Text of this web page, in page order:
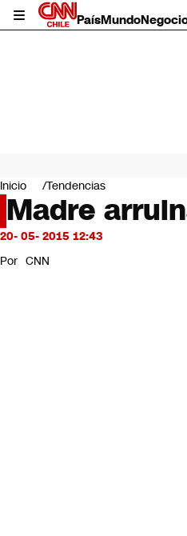
PaísMundo
Mundo
Negocios
Deportes
Programas completos
Servicios
Inicio Tendencias
Madre
20- 05- 2015 12:43
Por CNN